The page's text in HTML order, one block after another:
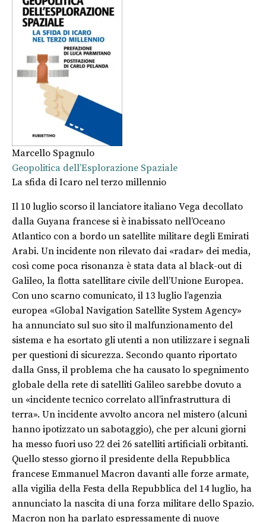
Marcello Spagnulo
Geopolitica dell’Esplorazione Spaziale
La sfida di Icaro nel terzo millennio
Il 10 luglio scorso il lanciatore italiano Vega decollato
dalla Guyana francese si è inabissato nell’Oceano
Atlantico con a bordo un satellite militare degli Emirati
Arabi. Un incidente non rilevato dai «radar» dei media,
così come poca risonanza è stata data al black-out di
Galileo, la flotta satellitare civile dell’Unione Europea.
Con uno scarno comunicato, il 13 luglio l’agenzia
europea «Global Navigation Satellite System Agency»
ha annunciato sul suo sito il malfunzionamento del
sistema e ha esortato gli utenti a non utilizzare i segnali
per questioni di sicurezza. Secondo quanto riportato
dalla Gnss, il problema che ha causato lo spegnimento
globale della rete di satelliti Galileo sarebbe dovuto a
un «incidente tecnico correlato all’infrastruttura di
terra». Un incidente avvolto ancora nel mistero (alcuni
hanno ipotizzato un sabotaggio), che per alcuni giorni
ha messo fuori uso 22 dei 26 satelliti artificiali orbitanti.
Quello stesso giorno il presidente della Repubblica
francese Emmanuel Macron davanti alle forze armate,
alla vigilia della Festa della Repubblica del 14 luglio, ha
annunciato la nascita di una forza militare dello Spazio.
Macron non ha parlato espressamente di nuove